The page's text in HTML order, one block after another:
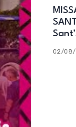
02/08/